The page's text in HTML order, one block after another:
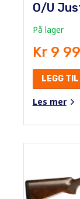
O/U
På lager
Kr 9
LEGG
Les mer